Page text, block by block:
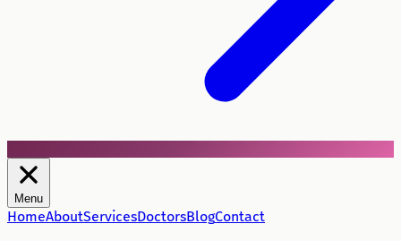
Menu
HomeAboutServicesDoctorsBlogContact